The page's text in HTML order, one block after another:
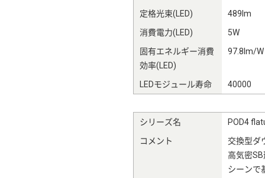
定格光束(LED)
489lm
消費電力(LED)
5W
固有エネルギー消費
効率(LED)
97.8lm/W
LEDモジュール寿命 40000
シリーズ名
POD4
コメント
交換型ダ
高気密
シーンで